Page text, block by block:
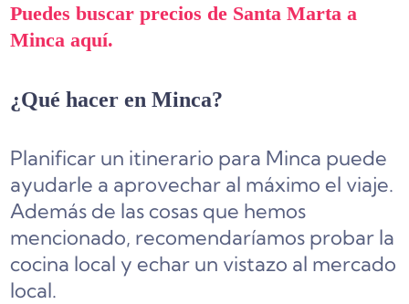
Puedes buscar precios de Santa Marta a
Minca aquí.
¿Qué hacer en Minca?
Planificar un itinerario para Minca puede
ayudarle a aprovechar al máximo el viaje.
Además de las cosas que hemos
mencionado, recomendaríamos probar la
cocina local y echar un vistazo al mercado
local.